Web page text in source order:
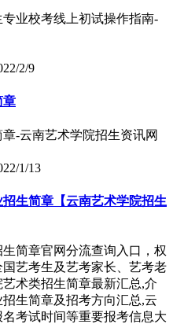
业校考线上初试操作指南-
2/9
章
-云南艺术学院招生资讯网
1/13
生简章【云南艺术学院招生
简章官网分流查询入口，权
艺考生及艺考家长、艺考老
术类招生简章最新汇总,介
生简章及招考方向汇总,云
考试时间等重要报考信息大